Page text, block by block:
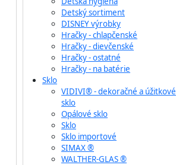
Detský sortiment
DISNEY výrobky
Hračky - chlapčenské
Hračky - dievčenské
Hračky - ostatné
Hračky - na batérie
Sklo
VIDIVI® - dekoračné a úžitkové
sklo
Opálové sklo
Sklo
Sklo importové
SIMAX ®
WALTHER-GLAS ®